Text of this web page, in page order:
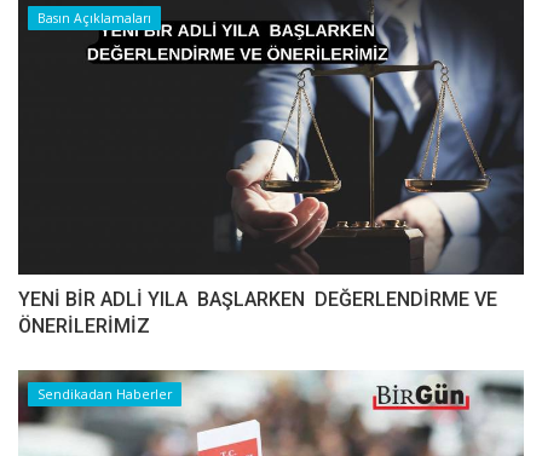
Basın Açıklamaları
YENİ BİR ADLİ YILA BAŞLARKEN DEĞERLENDİRME VE
ÖNERİLERİMİZ
Sendikadan Haberler